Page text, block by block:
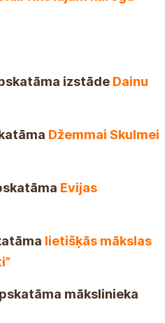
izstāde Dainu
Džemmai Skulmei
Evijas
lietišķās mākslas
mākslinieka